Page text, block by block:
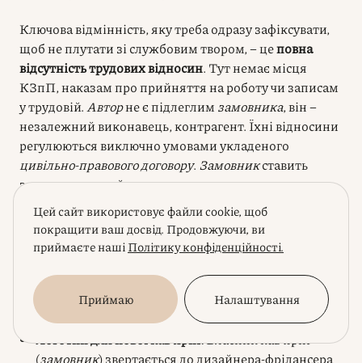
Ключова відмінність, яку треба одразу зафіксувати,
щоб не плутати зі службовим твором, – цеповна
відсутність трудових відносин. Тут немає місця
КЗпП, наказам про прийняття на роботу чи записам
у трудовій. Авторне є підлеглим замовника, він –
незалежний виконавець, контрагент. Їхні відносини
регулюються виключно умовами укладеного
цивільно-правового договору. Замовникставить
завдання,авторйого виконує, отримує оплату –
крапка. Ніяких соціальних гарантій, відпусток чи
підпорядкування внутрішньому розпорядку тут
зазвичай немає (і не має бути!).
Давайте знову пройдемося по прикладах, щоб
картинка стала яснішою:
Логотип для нової кав’ярні:Власник кав’ярні
(замовник) звертається до дизайнера-фрілансера
Цей сайт використовує файли cookie, щоб
покращити ваш досвід. Продовжуючи, ви
приймаєте нашіПолітику конфіденційності.
Приймаю Налаштування